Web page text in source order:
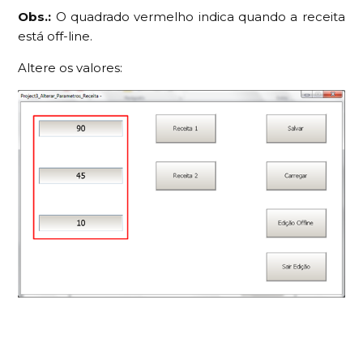
Obs.: O quadrado vermelho indica quando a receita
está off-line.
Altere os valores: